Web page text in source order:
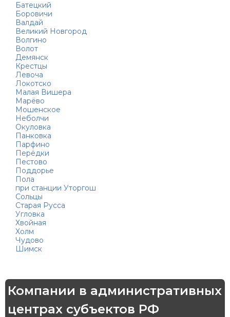
Батецкий
Боровичи
Валдай
Великий Новгород
Волгино
Волот
Демянск
Крестцы
Левоча
Локотско
Малая Вишера
Марёво
Мошенское
Неболчи
Окуловка
Панковка
Парфино
Перёдки
Пестово
Поддорье
Пола
при станции Уторгош
Сольцы
Старая Русса
Угловка
Хвойная
Холм
Чудово
Шимск
Компании в административных
центрах субъектов РФ